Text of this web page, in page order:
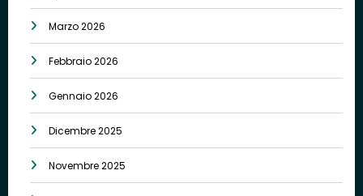
Marzo 2026
Febbraio 2026
Gennaio 2026
Dicembre 2025
Novembre 2025